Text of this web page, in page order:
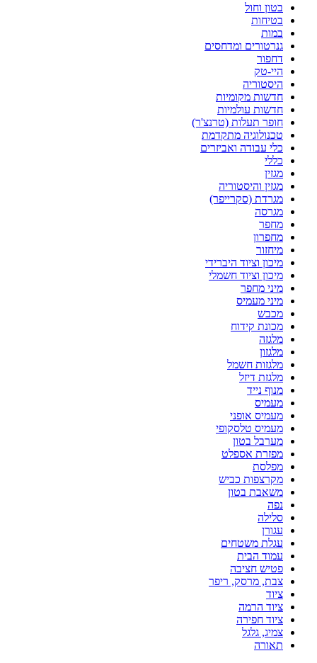
בטון וחול
בטיחות
במות
גנרטורים ומדחסים
דחפור
היי-טק
היסטוריה
חדשות מקומיות
חדשות עולמיות
חופר תעלות (טרנצ'ר)
טכנולוגיה מתקדמת
כלי עבודה ואביזרים
כללי
מגזין
מגזין והיסטוריה
מגרדת (סקרייפר)
מגרסה
מחפר
מחפרון
מיחזור
מיכון וציוד היברידי
מיכון וציוד חשמלי
מיני מחפר
מיני מעמיס
מכבש
מכונת קידוח
מלגזה
מלגזון
מלגזות חשמל
מלגזת דיזל
מנוף נייד
מעמיס
מעמיס אופני
מעמיס טלסקופי
מערבל בטון
מפזרת אספלט
מפלסת
מקרצפות כביש
משאבת בטון
נפה
סלילה
עגורן
עגלת משטחים
עמוד הבית
פטיש חציבה
צבת, מרסק, ריפר
ציוד
ציוד הרמה
ציוד חפירה
צמיג, גלגל
תאורה